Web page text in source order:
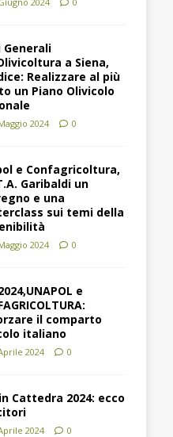
Generali
a Siena,
Realizzare al più
un Piano Olivicolo
2024 0
e Confagricoltura,
Garibaldi un
e una
sui temi della
2024 0
e
il comparto
italiano
2024 0
Cattedra 2024: ecco
2024 0